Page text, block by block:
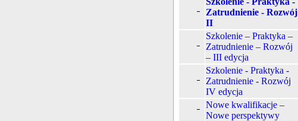
Zatrudnienie - Rozwój
II
Szkolenie – Praktyka –
Zatrudnienie – Rozwój
– III edycja
Szkolenie - Praktyka -
Zatrudnienie - Rozwój
IV edycja
Nowe kwalifikacje –
Nowe perspektywy